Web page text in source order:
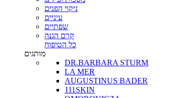
ניקוי הפנים
עיניים
שפתיים
קרם הגנה
כל הטיפוח
מותגים
DR.BARBARA STURM
LA MER
AUGUSTINUS BADER
111SKIN